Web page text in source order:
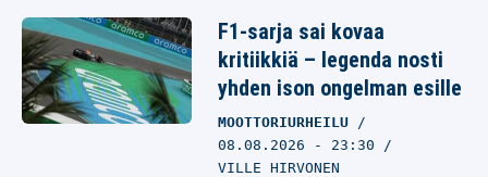
F1-sarja sai kovaa
kritiikkiä – legenda nosti
yhden ison ongelman esille
MOOTTORIURHEILU
08.08.2026 - 23:30
VILLE HIRVONEN